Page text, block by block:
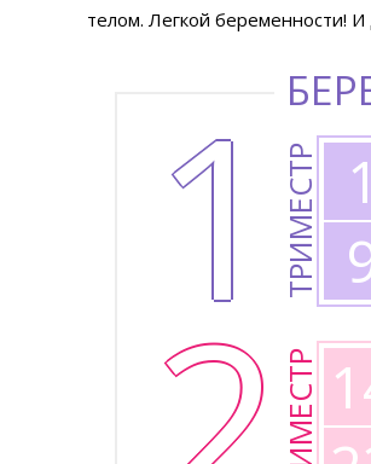
телом. Легкой беременности!
1 ТРИМЕСТР 1
ТРИМЕСТР